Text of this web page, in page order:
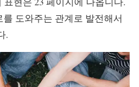
도와주는 관계로 발전해서
.